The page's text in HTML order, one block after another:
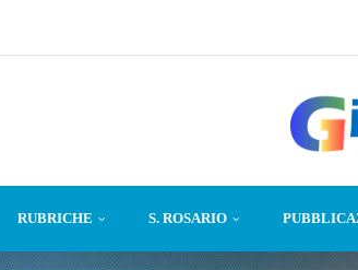
RUBRICHE S. ROSARIO